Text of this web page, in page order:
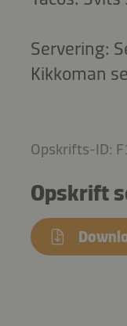
Servering:
Kikkoman
Opskrifts-ID:
Opskrift